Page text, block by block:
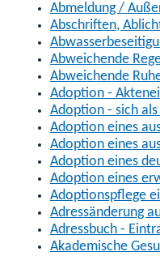
Abmeldung /
Abschriften,
Abweichende
Abweichende
Adoption -
Adoption - sich
Adoption eines
Adoption eines
Adoption eines
Adoption eines
Adoptionspflege
Adressänderung
Adressbuch -
Akademische